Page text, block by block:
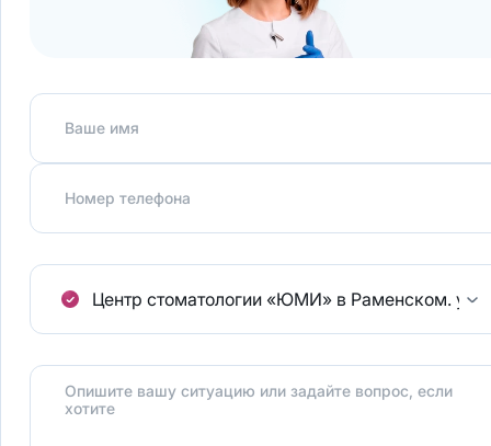
Ваше имя
Номер телефона
Центр стоматологии «ЮМИ» в Раменском. ул.
Опишите вашу ситуацию или задайте вопрос, если
хотите